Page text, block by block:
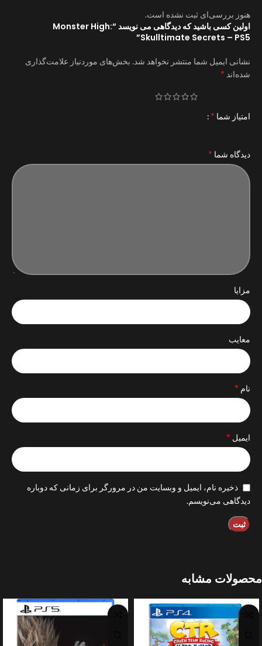
هنوز بررسی‌ای ثبت نشده است.
اولین کسی باشید که دیدگاهی می نویسد “Monster High:
Skulltimate Secrets – PS5”
نشانی ایمیل شما منتشر نخواهد شد. بخش‌های موردنیاز علامت‌گذاری
شده‌اند *
امتیاز شما *
دیدگاه شما *
مزایا
معایب
نام *
ایمیل *
ذخیره نام، ایمیل و وبسایت من در مرورگر برای زمانی که دوباره
دیدگاهی می‌نویسم.
محصولات مشابه